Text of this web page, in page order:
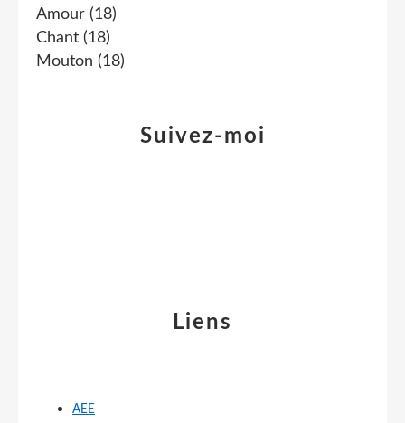
Amour (18)
Chant (18)
Mouton (18)
Suivez-moi
Liens
AEE